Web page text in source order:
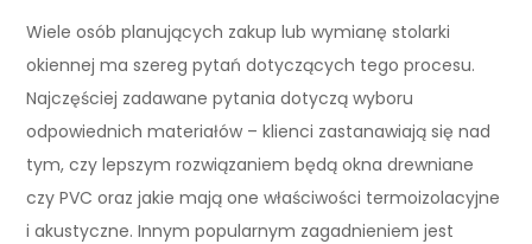
Wiele osób planujących zakup lub wymianę stolarki
okiennej ma szereg pytań dotyczących tego procesu.
Najczęściej zadawane pytania dotyczą wyboru
odpowiednich materiałów – klienci zastanawiają się nad
tym, czy lepszym rozwiązaniem będą okna drewniane
czy PVC oraz jakie mają one właściwości termoizolacyjne
i akustyczne. Innym popularnym zagadnieniem jest